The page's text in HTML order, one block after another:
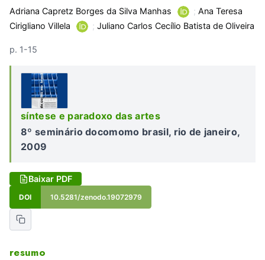
Adriana Capretz Borges da Silva Manhas ; Ana Teresa
Cirigliano Villela
; Juliano Carlos Cecílio Batista de Oliveira
p. 1-15
síntese e paradoxo das artes
8º seminário docomomo brasil, rio de janeiro,
2009
Baixar PDF
DOI 10.5281/zenodo.19072979
resumo